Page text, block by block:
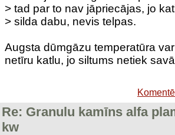
> tad par to nav jāpriecājas, jo
> silda dabu, nevis telpas.
Augsta dūmgāzu temperatūra
netīru katlu, jo siltums netiek
Re: Granulu kamīns alfa
kw